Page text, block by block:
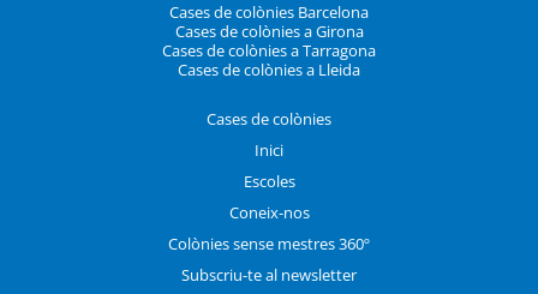
Cases de colònies Barcelona
Cases de colònies a Girona
Cases de colònies a Tarragona
Cases de colònies a Lleida
Cases de colònies
Inici
Escoles
Coneix-nos
Colònies sense mestres 360º
Subscriu-te al newsletter